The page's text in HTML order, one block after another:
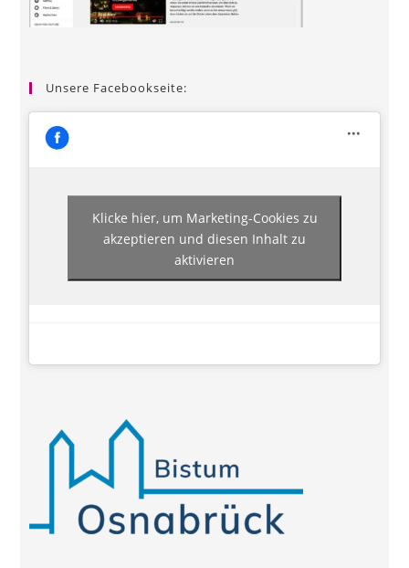
Unsere Facebookseite:
Klicke hier, um Marketing-Cookies zu
akzeptieren und diesen Inhalt zu
aktivieren